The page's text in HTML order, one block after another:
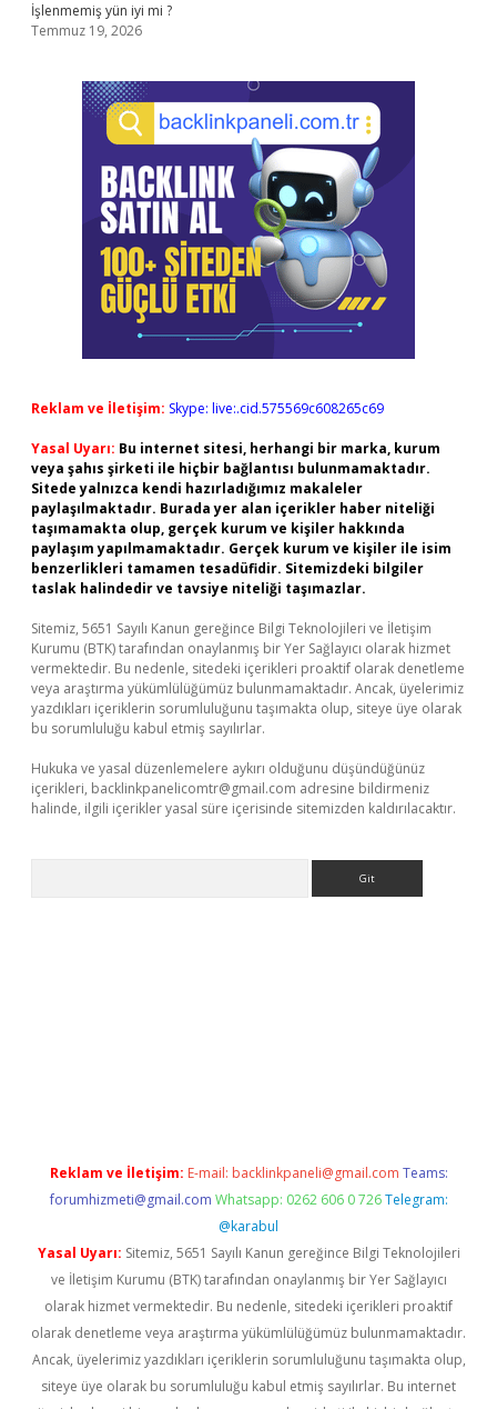
İşlenmemiş yün iyi mi ?
Temmuz 19, 2026
Reklam ve İletişim: Skype: live:.cid.575569c608265c69
Yasal Uyarı: Bu internet sitesi, herhangi bir marka, kurum
veya şahıs şirketi ile hiçbir bağlantısı bulunmamaktadır.
Sitede yalnızca kendi hazırladığımız makaleler
paylaşılmaktadır. Burada yer alan içerikler haber niteliği
taşımamakta olup, gerçek kurum ve kişiler hakkında
paylaşım yapılmamaktadır. Gerçek kurum ve kişiler ile isim
benzerlikleri tamamen tesadüfidir. Sitemizdeki bilgiler
taslak halindedir ve tavsiye niteliği taşımazlar.
Sitemiz, 5651 Sayılı Kanun gereğince Bilgi Teknolojileri ve İletişim
Kurumu (BTK) tarafından onaylanmış bir Yer Sağlayıcı olarak hizmet
vermektedir. Bu nedenle, sitedeki içerikleri proaktif olarak denetleme
veya araştırma yükümlülüğümüz bulunmamaktadır. Ancak, üyelerimiz
yazdıkları içeriklerin sorumluluğunu taşımakta olup, siteye üye olarak
bu sorumluluğu kabul etmiş sayılırlar.
Hukuka ve yasal düzenlemelere aykırı olduğunu düşündüğünüz
içerikleri, backlinkpanelicomtr@gmail.com adresine bildirmeniz
halinde, ilgili içerikler yasal süre içerisinde sitemizden kaldırılacaktır.
Reklam ve İletişim: E-mail: backlinkpaneli@gmail.com Teams:
forumhizmeti@gmail.com Whatsapp: 0262 606 0 726 Telegram:
@karabul
Yasal Uyarı: Sitemiz, 5651 Sayılı Kanun gereğince Bilgi Teknolojileri
ve İletişim Kurumu (BTK) tarafından onaylanmış bir Yer Sağlayıcı
olarak hizmet vermektedir. Bu nedenle, sitedeki içerikleri proaktif
olarak denetleme veya araştırma yükümlülüğümüz bulunmamaktadır.
Ancak, üyelerimiz yazdıkları içeriklerin sorumluluğunu taşımakta olup,
siteye üye olarak bu sorumluluğu kabul etmiş sayılırlar. Bu internet